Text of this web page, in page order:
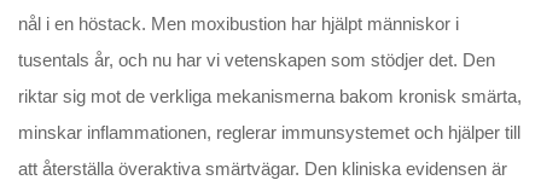
nål i en höstack. Men moxibustion har hjälpt människor i
tusentals år, och nu har vi vetenskapen som stödjer det. Den
riktar sig mot de verkliga mekanismerna bakom kronisk smärta,
minskar inflammationen, reglerar immunsystemet och hjälper till
att återställa överaktiva smärtvägar. Den kliniska evidensen är